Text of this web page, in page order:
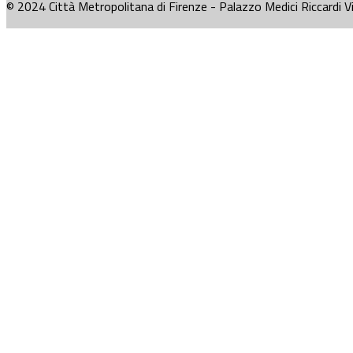
© 2024 Città Metropolitana di Firenze - Palazzo Medici Riccardi